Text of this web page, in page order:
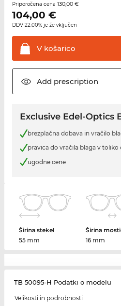
Priporočena cena 130,00 €
104,00 €
DDV 22.00% je že vključen
Vkošarico
Add prescription
Exclusive Edel-Optics
brezplačna dobava in vračilo
pravica do vračila blaga v toliko
ugodne cene
Širina stekel
55 mm
Širina
16 mm
TB 50095-H Podatki o modelu
Velikosti in podrobnosti